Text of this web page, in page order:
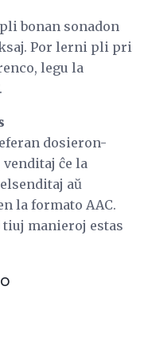
bonan sonadon
Por lerni pli pri
legu la
dosieron-
ĉe la
aŭ
la formato AAC.
manieroj estas